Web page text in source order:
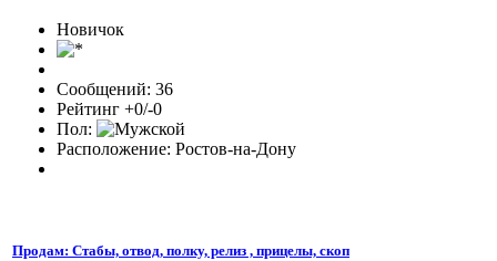
Новичок
Сообщений: 36
Рейтинг +0/-0
Пол:
Расположение: Ростов-на-Дону
Продам: Стабы, отвод, полку, релиз , прицелы, скоп